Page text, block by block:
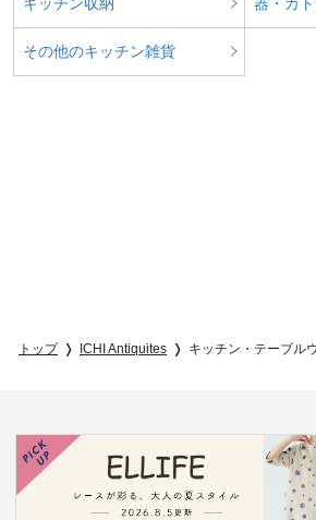
その他のキッチン雑貨
トップ ICHI Antiquites キッチン・テーブル